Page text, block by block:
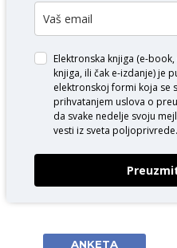
Elektronska knjiga (e-
knjiga, ili čak e-izdanje) je
elektronskoj formi koja se
prihvatanjem uslova o
da svake nedelje svoju
vesti iz sveta poljoprivrede.
ANKETA